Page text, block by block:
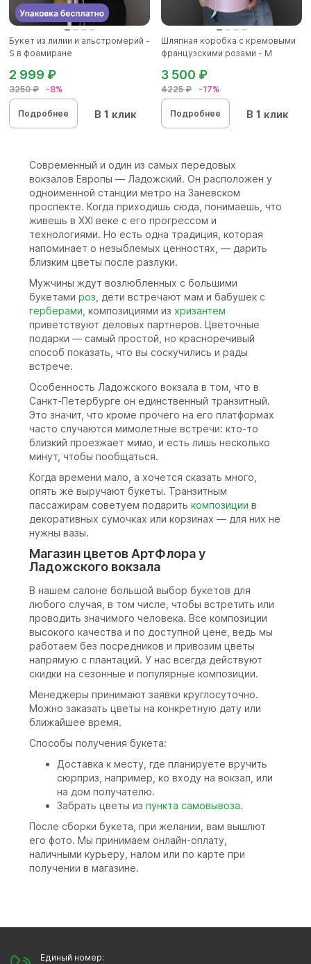
Букет из лилии и альстромерий -
S в фоамиране
3250 ₽ -8%
2 999 ₽
Подробнее В 1 клик
Шляпная коробка с кремовыми
французскими розами - M
4225 ₽ -17%
3 500 ₽
Подробнее В 1 клик
Современный и один из самых передовых
вокзалов Европы — Ладожский. Он расположен у
одноименной станции метро на Заневском
проспекте. Когда приходишь сюда, понимаешь, что
живешь в XXI веке с его прогрессом и
технологиями. Но есть одна традиция, которая
напоминает о незыблемых ценностях, — дарить
близким цветы после разлуки.
Мужчины ждут возлюбленных с большими
букетами роз, дети встречают мам и бабушек с
герберами, композициями из хризантем
приветствуют деловых партнеров. Цветочные
подарки — самый простой, но красноречивый
способ показать, что вы соскучились и рады
встрече.
Особенность Ладожского вокзала в том, что в
Санкт-Петербурге он единственный транзитный.
Это значит, что кроме прочего на его платформах
часто случаются мимолетные встречи: кто-то
близкий проезжает мимо, и есть лишь несколько
минут, чтобы пообщаться.
Когда времени мало, а хочется сказать много,
опять же выручают букеты. Транзитным
пассажирам советуем подарить композиции в
декоративных сумочках или корзинах — для них не
нужны вазы.
Магазин цветов АртФлора у
Ладожского вокзала
В нашем салоне большой выбор букетов для
любого случая, в том числе, чтобы встретить или
проводить значимого человека. Все композиции
высокого качества и по доступной цене, ведь мы
работаем без посредников и привозим цветы
напрямую с плантаций. У нас всегда действуют
скидки на сезонные и популярные композиции.
Менеджеры принимают заявки круглосуточно.
Можно заказать цветы на конкретную дату или
ближайшее время.
Способы получения букета:
Доставка к месту, где планируете вручить
сюрприз, например, ко входу на вокзал, или
на дом получателю.
Забрать цветы из пункта самовывоза.
После сборки букета, при желании, вам вышлют
его фото. Мы принимаем онлайн-оплату,
наличными курьеру, налом или по карте при
получении в магазине.
Единый номер: